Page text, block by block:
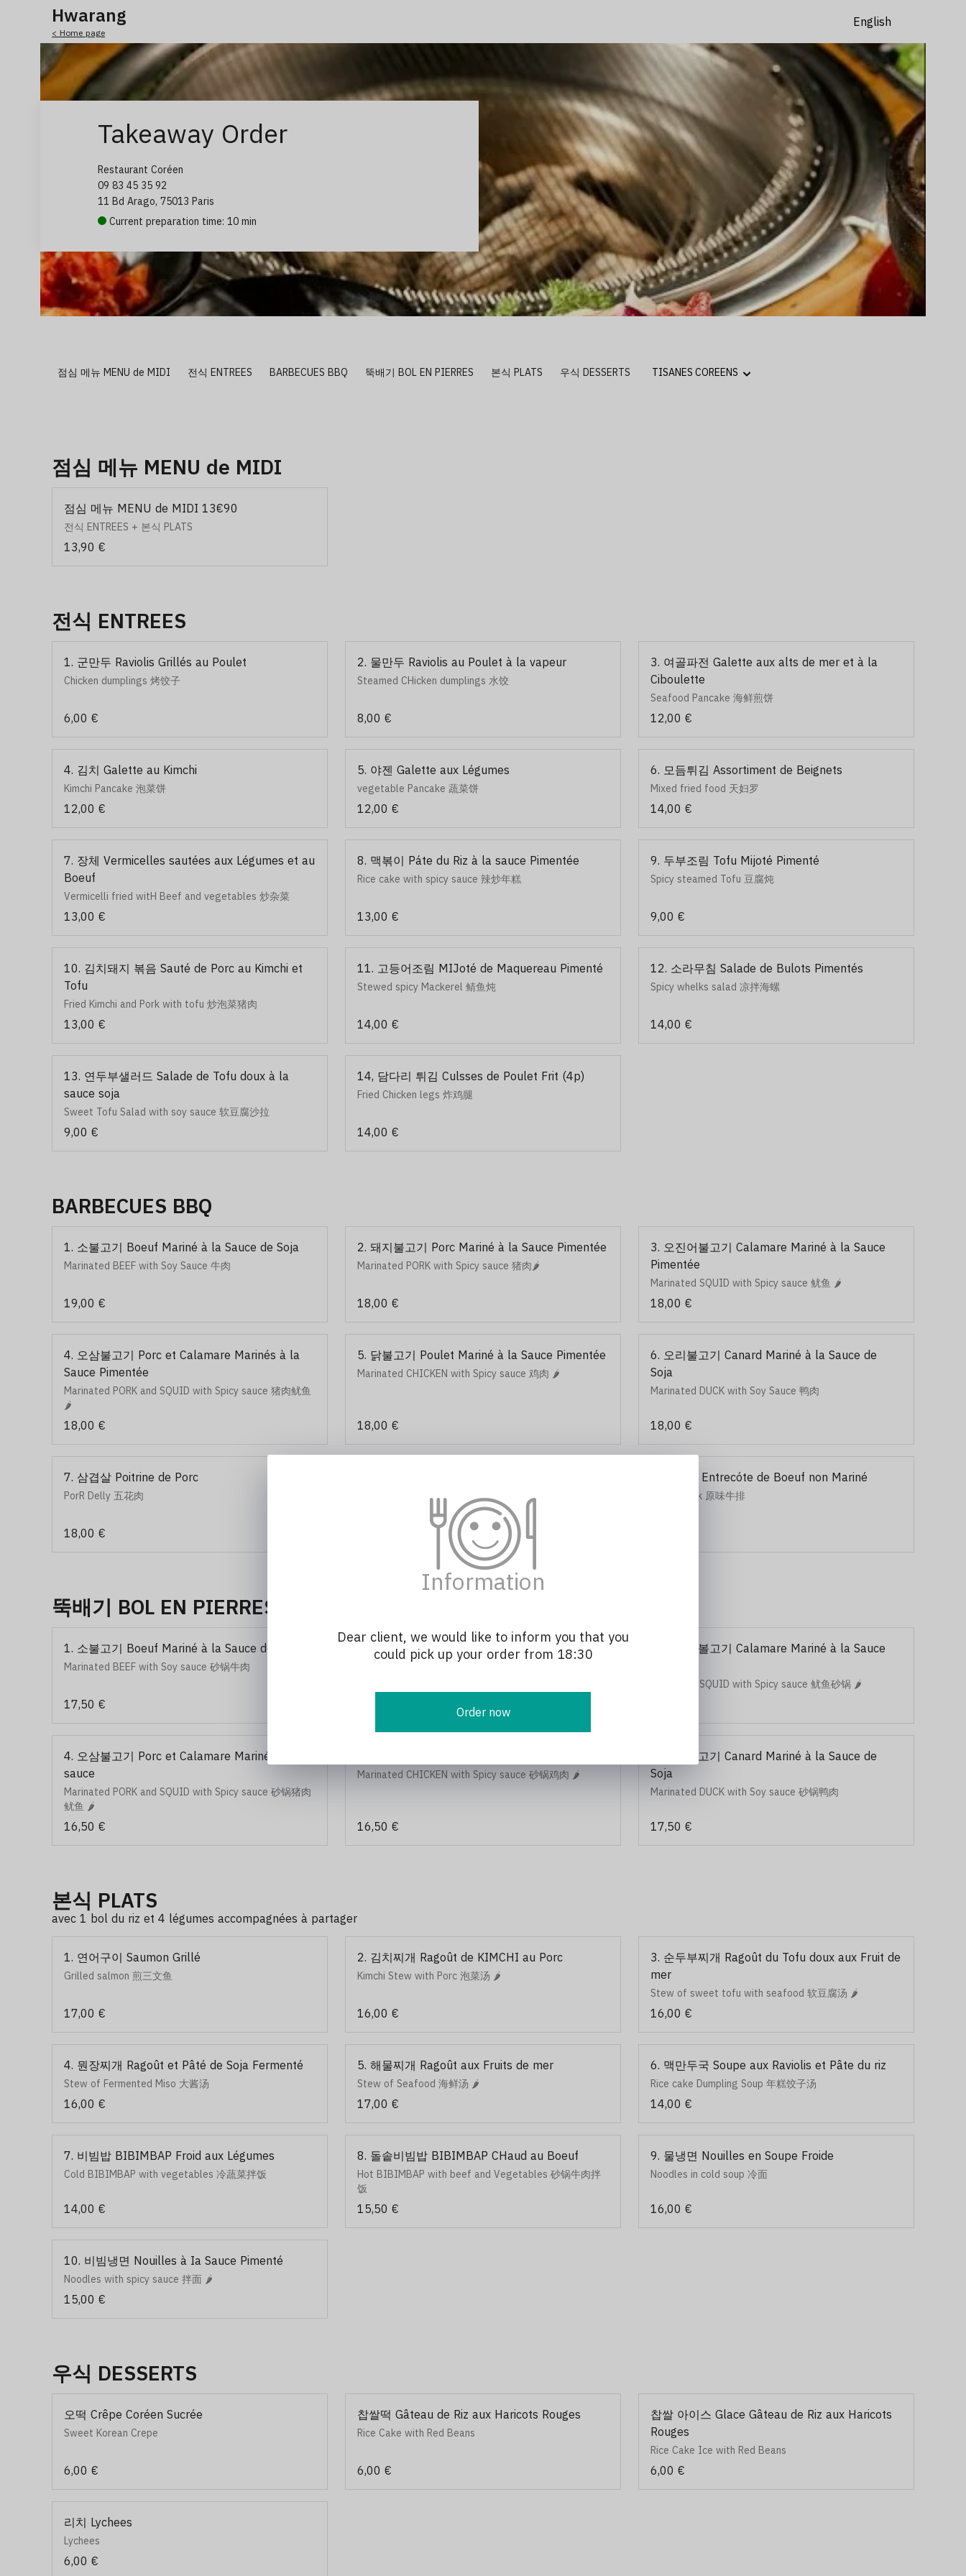
Hwarang
< Home page
Takeaway Order
Restaurant Coréen
09 83 45 35 92
11 Bd Arago, 75013 Paris
Current preparation time: 10 min
점심 메뉴 MENU de MIDI 전식 ENTREES BARBECUES BBQ 뚝배기 BOL EN PIERRES 본식 PLATS 우식 DESSERTS
Information
Dear client, we would like to inform you that you
could pick up your order from 18:30
Order now
점심 메뉴 MENU de MIDI
점심 메뉴 MENU de MIDI 13€90
전식 ENTREES + 본식 PLATS
13,90 €
전식 ENTREES
1. 군만두 Raviolis Grillés au Poulet
Chicken dumplings 烤饺子
6,00 €
2. 물만두 Raviolis au Poulet à la vapeur
Steamed CHicken dumplings 水饺
8,00 €
3. 여골파전 Galette aux alts de mer et à la
Ciboulette
Seafood Pancake 海鲜煎饼
12,00 €
4. 김치 Galette au Kimchi
Kimchi Pancake 泡菜饼
12,00 €
5. 야젠 Galette aux Légumes
vegetable Pancake 蔬菜饼
12,00 €
6. 모듬튀김 Assortiment de Beignets
Mixed fried food 天妇罗
14,00 €
7. 장체 Vermicelles sautées aux Légumes et au
Boeuf
Vermicelli fried witH Beef and vegetables 炒杂菜
13,00 €
8. 맥볶이 Páte du Riz à la sauce Pimentée
Rice cake with spicy sauce 辣炒年糕
13,00 €
9. 두부조림 Tofu Mijoté Pimenté
Spicy steamed Tofu 豆腐炖
9,00 €
10. 김치돼지 볶음 Sauté de Porc au Kimchi et
Tofu
Fried Kimchi and Pork with tofu 炒泡菜猪肉
13,00 €
11. 고등어조림 MIJoté de Maquereau Pimenté
Stewed spicy Mackerel 鲭鱼炖
14,00 €
12. 소라무침 Salade de Bulots Pimentés
Spicy whelks salad 凉拌海螺
14,00 €
13. 연두부샐러드 Salade de Tofu doux à la
sauce soja
Sweet Tofu Salad with soy sauce 软豆腐沙拉
9,00 €
14, 담다리 튀김 Culsses de Poulet Frit (4p)
Fried Chicken legs 炸鸡腿
14,00 €
BARBECUES BBQ
1. 소불고기 Boeuf Mariné à la Sauce de Soja
Marinated BEEF with Soy Sauce 牛肉
19,00 €
2. 돼지불고기 Porc Mariné à la Sauce Pimentée
Marinated PORK with Spicy sauce 猪肉🌶️
18,00 €
3. 오진어불고기 Calamare Mariné à la Sauce
Pimentée
Marinated SQUID with Spicy sauce 鱿鱼 🌶️
18,00 €
4. 오삼불고기 Porc et Calamare Marinés à la
Sauce Pimentée
Marinated PORK and SQUID with Spicy sauce 猪肉鱿鱼
🌶️
18,00 €
5. 닭불고기 Poulet Mariné à la Sauce Pimentée
Marinated CHICKEN with Spicy sauce 鸡肉 🌶️
18,00 €
6. 오리불고기 Canard Mariné à la Sauce de
Soja
Marinated DUCK with Soy Sauce 鸭肉
18,00 €
7. 삼겹살 Poitrine de Porc
PorR Delly 五花肉
18,00 €
Marinated BEEF RIB with soy sauce 腌牛肋排
9. 소등심 Entrecóte de Boeuf non Mariné
Beef Steak 原味牛排
뚝배기 BOL EN PIERRES
1. 소불고기 Boeuf Mariné à la Sauce de Soja
Marinated BEEF with Soy sauce 砂锅牛肉
17,50 €
2. 돼지불고기 Porc Mariné à la Sauce Pimentée
3. 오징어볼고기 Calamare Mariné à la Sauce
Marinated SQUID with Spicy sauce 鱿鱼砂锅 🌶️
4. 오삼불고기 Porc et Calamare Marinés à la
sauce
Marinated PORK and SQUID with Spicy sauce 砂锅猪肉
鱿鱼 🌶️
16,50 €
Marinated CHICKEN with Spicy sauce 砂锅鸡肉 🌶️
16,50 €
6. 오리불고기 Canard Mariné à la Sauce de
Soja
Marinated DUCK with Soy sauce 砂锅鸭肉
17,50 €
본식 PLATS
avec 1 bol du riz et 4 légumes accompagnées à partager
1. 연어구이 Saumon Grillé
Grilled salmon 煎三文鱼
17,00 €
2. 김치찌개 Ragoût de KIMCHI au Porc
Kimchi Stew with Porc 泡菜汤 🌶️
16,00 €
3. 순두부찌개 Ragoût du Tofu doux aux Fruit de
mer
Stew of sweet tofu with seafood 软豆腐汤 🌶️
16,00 €
4. 뭔장찌개 Ragoût et Pâté de Soja Fermenté
Stew of Fermented Miso 大酱汤
16,00 €
5. 해물찌개 Ragoût aux Fruits de mer
Stew of Seafood 海鲜汤 🌶️
17,00 €
6. 맥만두국 Soupe aux Raviolis et Pâte du riz
Rice cake Dumpling Soup 年糕饺子汤
14,00 €
7. 비빔밥 BIBIMBAP Froid aux Légumes
Cold BIBIMBAP with vegetables 冷蔬菜拌饭
14,00 €
8. 돌솥비빔밥 BIBIMBAP CHaud au Boeuf
Hot BIBIMBAP with beef and Vegetables 砂锅牛肉拌
饭
15,50 €
9. 물냉면 Nouilles en Soupe Froide
Noodles in cold soup 冷面
16,00 €
10. 비빔냉면 Nouilles à Ia Sauce Pimenté
Noodles with spicy sauce 拌面 🌶️
15,00 €
우식 DESSERTS
오떡 Crêpe Coréen Sucrée
Sweet Korean Crepe
6,00 €
찹쌀떡 Gâteau de Riz aux Haricots Rouges
Rice Cake with Red Beans
6,00 €
찹쌀 아이스 Glace Gâteau de Riz aux Haricots
Rouges
Rice Cake Ice with Red Beans
6,00 €
리치 Lychees
Lychees
6,00 €